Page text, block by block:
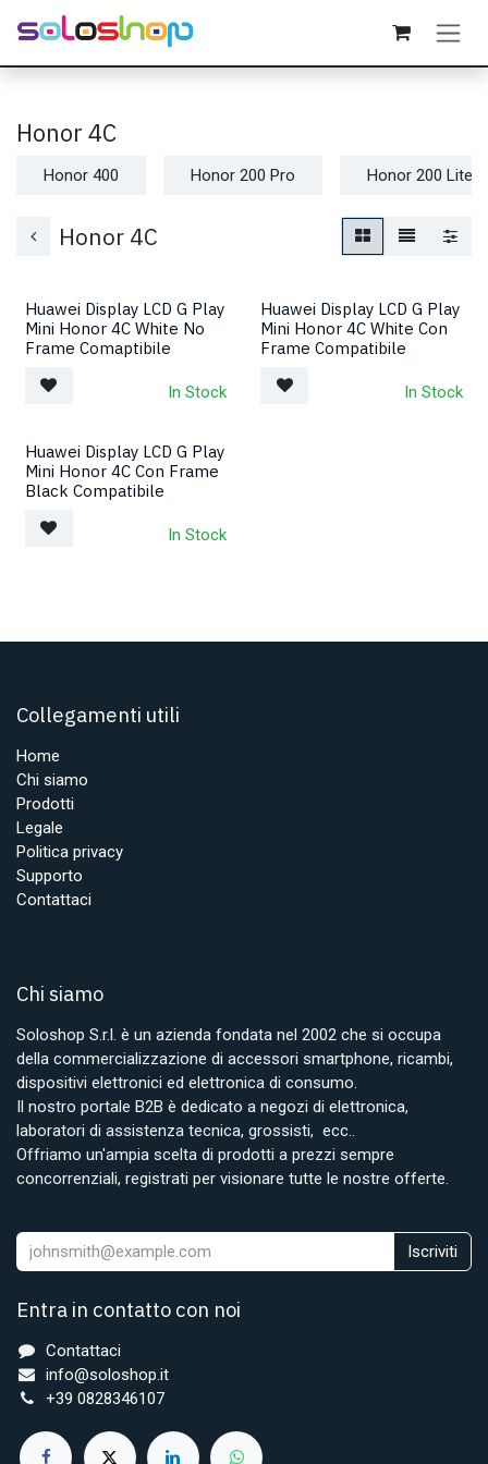
Passa al contenuto
Honor 4C
Honor 400 Honor 200 Pro Honor 200 Lite
Honor 4C
Huawei Display LCD G Play
Mini Honor 4C White No
Frame Comaptibile
In Stock
Huawei Display LCD G Play
Mini Honor 4C White Con
Frame Compatibile
In Stock
Huawei Display LCD G Play
Mini Honor 4C Con Frame
Black Compatibile
In Stock
Collegamenti utili
Home
Chi siamo
Prodotti
Legale
Politica privacy
Supporto
Contattaci
Chi siamo
Soloshop S.r.l. è un azienda fondata nel 2002 che si occupa
della commercializzazione di accessori smartphone, ricambi,
dispositivi elettronici ed elettronica di consumo.
Il nostro portale B2B è dedicato a negozi di elettronica,
laboratori di assistenza tecnica, grossisti, ecc..
Offriamo un'ampia scelta di prodotti a prezzi sempre
concorrenziali, registrati per visionare tutte le nostre offerte.
Iscriviti
Entra in contatto con noi
Contattaci
info@soloshop.it
+39 0828346107